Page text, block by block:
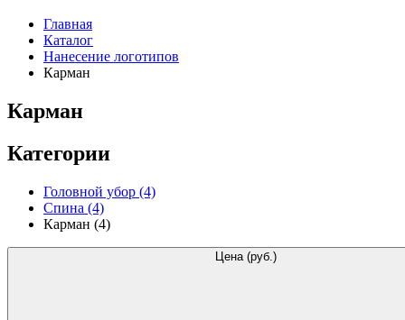
Главная
Каталог
Нанесение логотипов
Карман
Карман
Категории
Головной убор (4)
Спина (4)
Карман (4)
Цена (руб.)